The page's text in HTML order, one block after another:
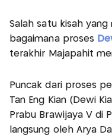
Salah satu kisah
bagaimana proses
terakhir Majapahit
Puncak dari proses
Tan Eng Kian (Dewi
Prabu Brawijaya V di
langsung oleh Arya